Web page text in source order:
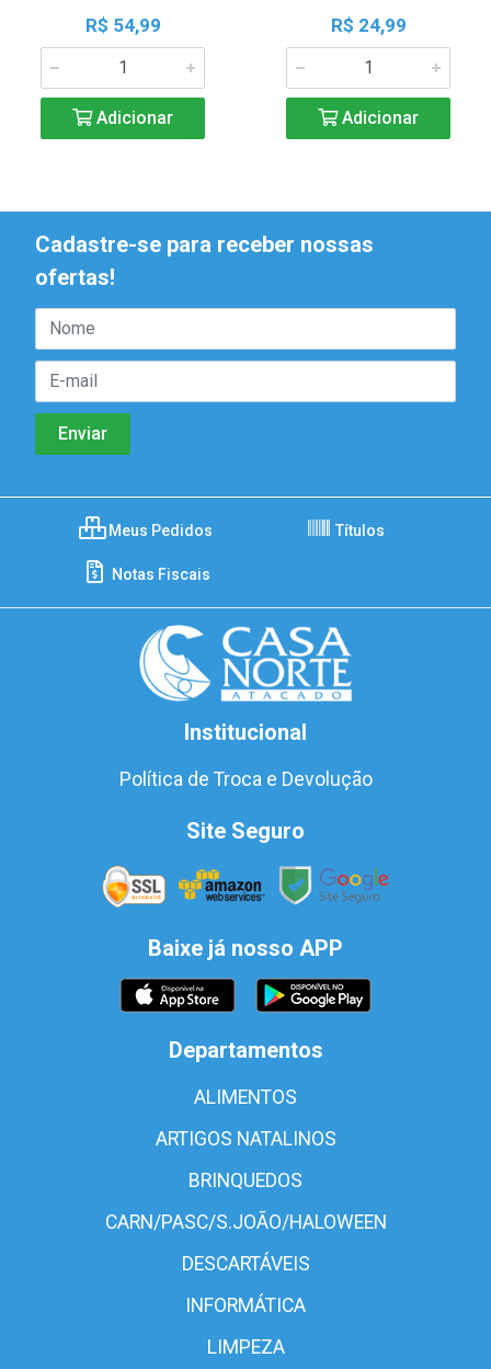
R$ 54,99
Adicionar
R$ 24,99
Adicionar
Cadastre-se para receber nossas
ofertas!
Meus Pedidos Títulos
Notas Fiscais
Institucional
Política de Troca e Devolução
Site Seguro
Baixe já nosso APP
Departamentos
ALIMENTOS
ARTIGOS NATALINOS
BRINQUEDOS
CARN/PASC/S.JOÃO/HALOWEEN
DESCARTÁVEIS
INFORMÁTICA
LIMPEZA